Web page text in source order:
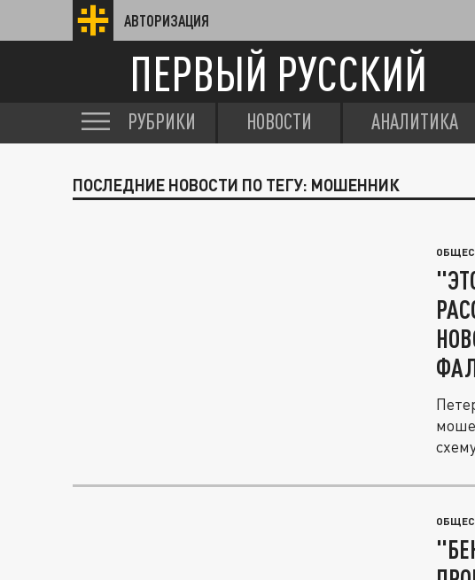
АВТОРИЗАЦИЯ
ПЕРВЫЙ РУССКИЙ
РУБРИКИ НОВОСТИ АНАЛИТИКА
ПОСЛЕДНИЕ НОВОСТИ ПО ТЕГУ: МОШЕННИК